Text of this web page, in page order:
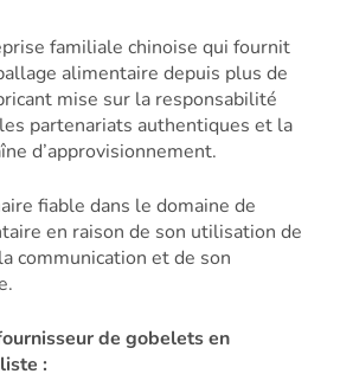
familiale chinoise qui fournit
alimentaire depuis plus de
mise sur la responsabilité
partenariats authentiques et la
d’approvisionnement.
fiable dans le domaine de
en raison de son utilisation de
communication et de son
de gobelets en
: